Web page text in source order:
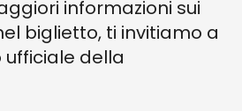
informazioni sui
biglietto, ti invitiamo a
ufficiale della